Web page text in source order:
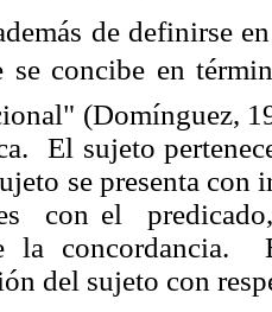
de definirse
se concibe en
(Domínguez,
El sujeto
se presenta
con el
la concordancia.
del sujeto con